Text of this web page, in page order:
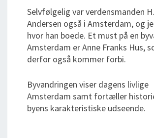
Selvfølgelig var verdensmanden
Andersen også i Amsterdam, og
hvor han boede. Et must på en
Amsterdam er Anne Franks Hus,
derfor også kommer forbi.
Byvandringen viser dagens livlige
Amsterdam samt fortæller
byens karakteristiske udseende.